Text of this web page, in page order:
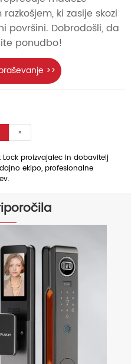
ki zasije skozi
površini. Dobrodošli, da
ponudbo!
>>
»
proizvajalec in dobavitelj
ekipo, profesionalne